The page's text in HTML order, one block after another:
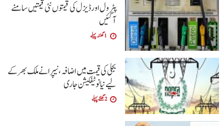
پٹرول اور ڈیزل کی قیمتوں نئی قیمتیں سامنے
آگئیں
1 گھنٹہ پہلے
بجلی کی قیمت میں اضافہ، نیپرا نے ملک بھر کے
لیے نیا نوٹیفکیشن جاری
2 گھنٹے پہلے